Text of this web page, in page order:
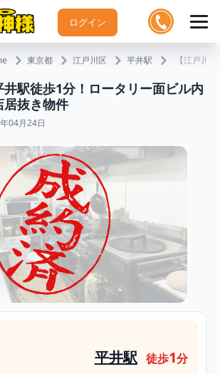
ログイン
東京都 江戸川区 平井駅 【江戸川
井駅徒歩1分！ロータリー面ビル内
居抜き物件
04月24日
平井駅 徒歩1分